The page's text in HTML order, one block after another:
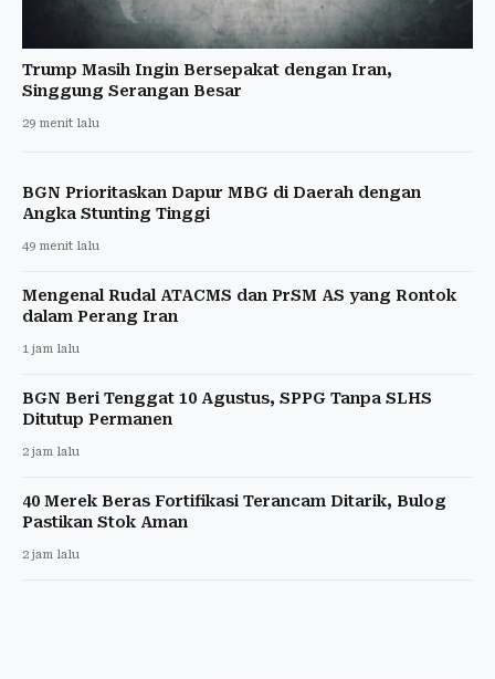
Trump Masih Ingin Bersepakat dengan Iran,
Singgung Serangan Besar
29 menit lalu
BGN Prioritaskan Dapur MBG di Daerah dengan
Angka Stunting Tinggi
49 menit lalu
Mengenal Rudal ATACMS dan PrSM AS yang Rontok
dalam Perang Iran
1 jam lalu
BGN Beri Tenggat 10 Agustus, SPPG Tanpa SLHS
Ditutup Permanen
2 jam lalu
40 Merek Beras Fortifikasi Terancam Ditarik, Bulog
Pastikan Stok Aman
2 jam lalu